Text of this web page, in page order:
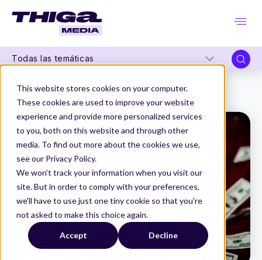
This website stores cookies on your computer.
These cookies are used to improve your website
experience and provide more personalized services
to you, both on this website and through other
media. To find out more about the cookies we use,
see our Privacy Policy.
We won't track your information when you visit our
site. But in order to comply with your preferences,
we'll have to use just one tiny cookie so that you're
not asked to make this choice again.
Accept Decline
Todas las temáticas
Thiga Media
Carreras de producto